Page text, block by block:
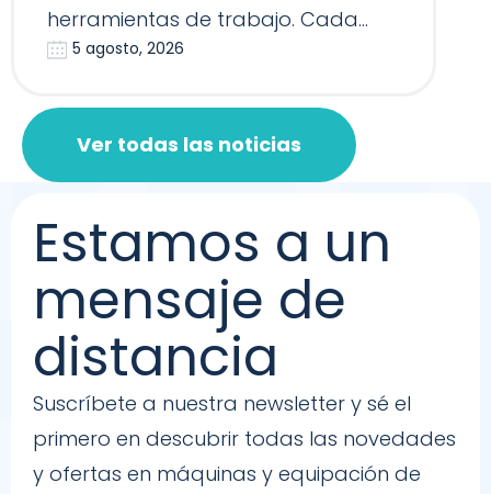
herramientas de trabajo. Cada
Reformer, Silla…
5 agosto, 2026
Ver todas las noticias
Estamos a un
mensaje de
distancia
Suscríbete a nuestra newsletter y sé el
primero en descubrir todas las novedades
y ofertas en máquinas y equipación de